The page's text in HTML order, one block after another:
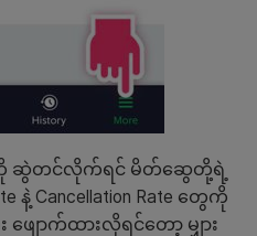
ါ်ကို ဆွဲတင်လိုက်ရင် မိတ်ဆွေတို့ရဲ့
နဲ့ Cancellation Rate တွေကို
ျောက်ထားလိုရင်တော့ မျှား